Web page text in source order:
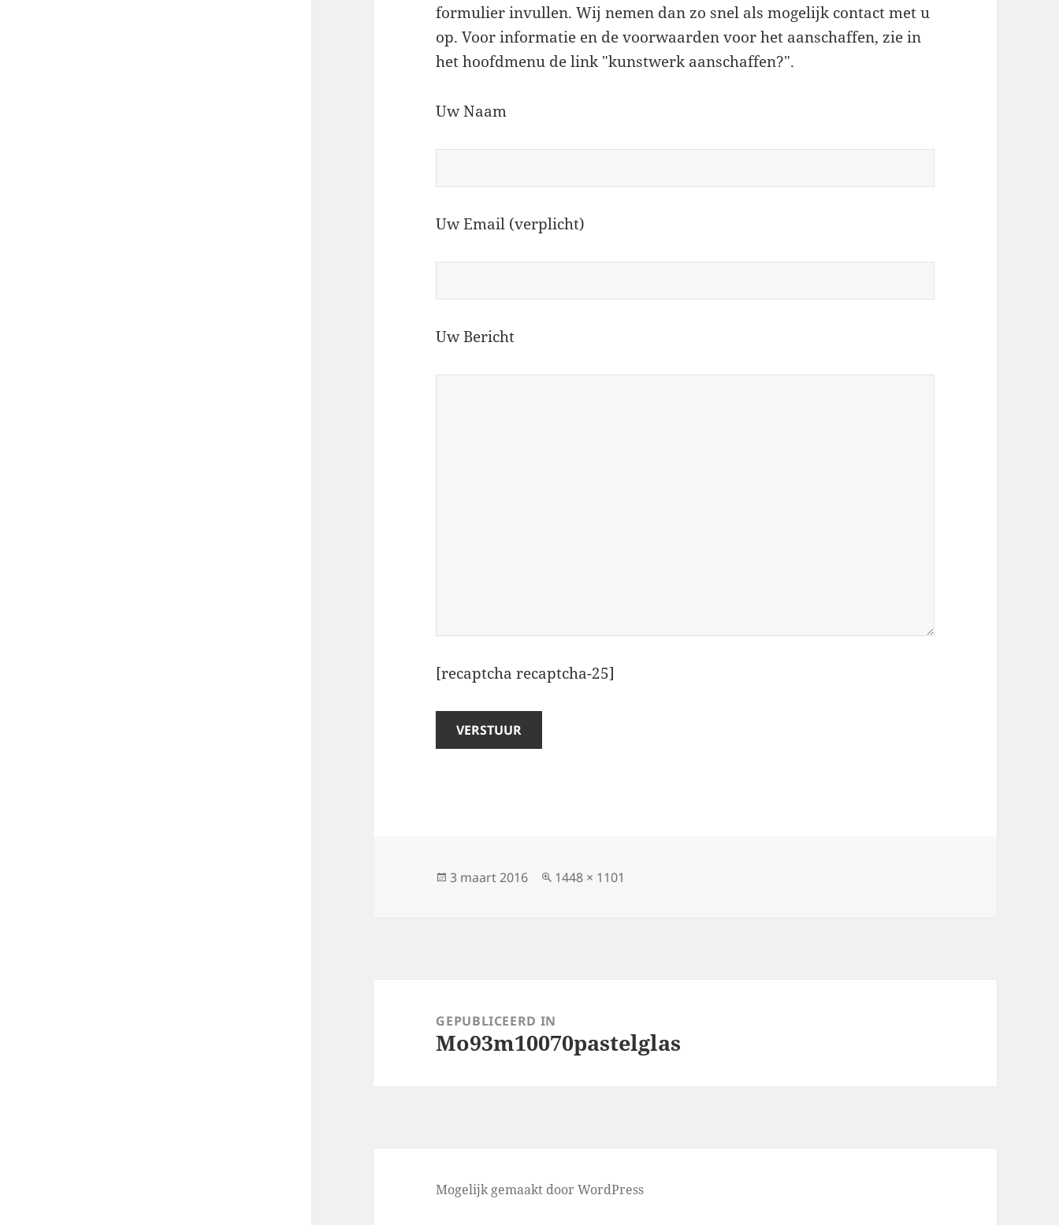
formulier invullen. Wij nemen dan zo snel als mogelijk contact met u
op. Voor informatie en de voorwaarden voor het aanschaffen, zie in
het hoofdmenu de link "kunstwerk aanschaffen?".
Uw Naam
Uw Email (verplicht)
Uw Bericht
[recaptcha recaptcha-25]
Geplaatst
3 maart 2016
Volledige
1448 × 1101
navigatieGEPUBLICEERD IN
Mo93m10070pastelglas
Mogelijk gemaakt door WordPress